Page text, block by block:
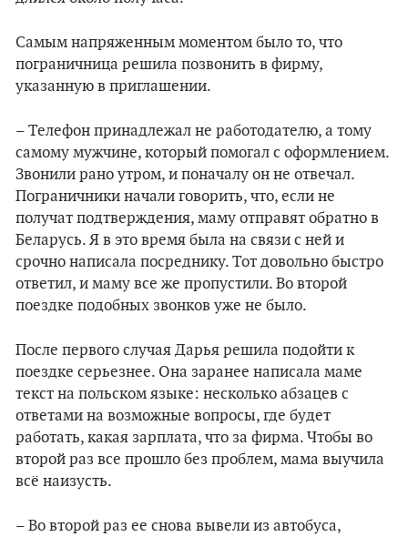
Самым напряженным моментом было то, что
пограничница решила позвонить в фирму,
указанную в приглашении.
– Телефон принадлежал не работодателю, а тому
самому мужчине, который помогал с оформлением.
Звонили рано утром, и поначалу он не отвечал.
Пограничники начали говорить, что, если не
получат подтверждения, маму отправят обратно в
Беларусь. Я в это время была на связи с ней и
срочно написала посреднику. Тот довольно быстро
ответил, и маму все же пропустили. Во второй
поездке подобных звонков уже не было.
После первого случая Дарья решила подойти к
поездке серьезнее. Она заранее написала маме
текст на польском языке: несколько абзацев с
ответами на возможные вопросы, где будет
работать, какая зарплата, что за фирма. Чтобы во
второй раз все прошло без проблем, мама выучила
всё наизусть.
– Во второй раз ее снова вывели из автобуса,